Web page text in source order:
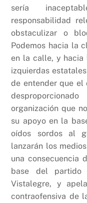
sería
responsabilidad
obstaculizar o
Podemos hacia la
en la calle, y hacia
izquierdas
de entender que el
organización que
su apoyo en la
oídos sordos al
lanzarán los
una consecuencia
base del partido
Vistalegre, y
contraofensiva de